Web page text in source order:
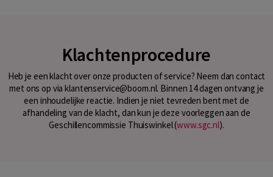
Klachtenprocedure
Heb je een klacht over onze producten of service? Neem dan contact
met ons op via klantenservice@boom.nl. Binnen 14 dagen ontvang je
een inhoudelijke reactie. Indien je niet tevreden bent met de
afhandeling van de klacht, dan kun je deze voorleggen aan de
Geschillencommissie Thuiswinkel (www.sgc.nl).